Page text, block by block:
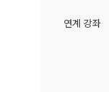
연계 강좌